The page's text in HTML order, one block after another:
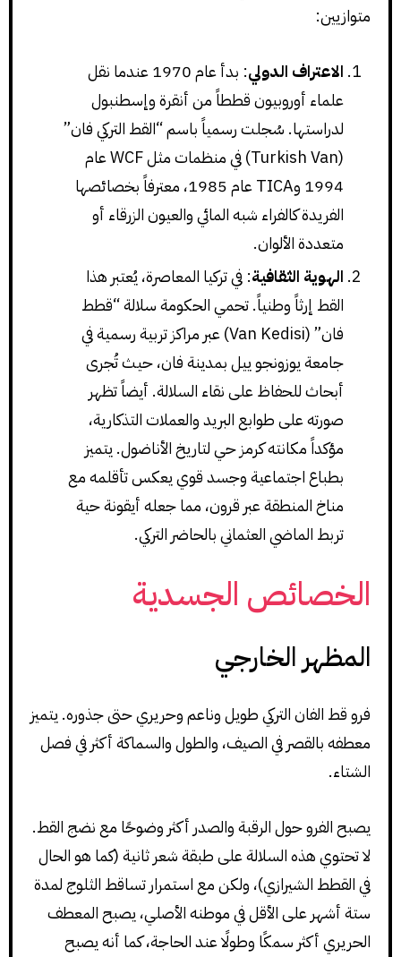
متوازيين:
الاعتراف الدولي
: بدأ عام 1970 عندما نقل
علماء أوروبيون قططاً من أنقرة وإسطنبول
لدراستها. سُجلت رسمياً باسم “القط التركي فان”
(Turkish Van) في منظمات مثل WCF عام
1994 وTICA عام 1985، معترفاً بخصائصها
الفريدة كالفراء شبه المائي والعيون الزرقاء أو
متعددة الألوان.
الهوية الثقافية: في تركيا المعاصرة، يُعتبر هذا
القط إرثاً وطنياً. تحمي الحكومة سلالة “قطط
فان” (Van Kedisi) عبر مراكز تربية رسمية في
جامعة يوزونجو ييل بمدينة فان، حيث تُجرى
أبحاث للحفاظ على نقاء السلالة. أيضاً تظهر
صورته على طوابع البريد والعملات التذكارية،
مؤكداً مكانته كرمز حي لتاريخ الأناضول. يتميز
بطباع اجتماعية وجسد قوي يعكس تأقلمه مع
مناخ المنطقة عبر قرون، مما جعله أيقونة حية
تربط الماضي العثماني بالحاضر التركي.
الخصائص الجسدية
المظهر الخارجي
فرو قط الفان التركي طويل وناعم وحريري حتى جذوره. يتميز
معطفه بالقصر في الصيف، والطول والسماكة أكثر في فصل
الشتاء.
يصبح الفرو حول الرقبة والصدر أكثر وضوحًا مع نضج القط.
لا تحتوي هذه السلالة على طبقة شعر ثانية (كما هو الحال
في القطط الشيرازي)، ولكن مع استمرار تساقط الثلوج لمدة
ستة أشهر على الأقل في موطنه الأصلي، يصبح المعطف
الحريري أكثر سمكًا وطولًا عند الحاجة، كما أنه يصبح